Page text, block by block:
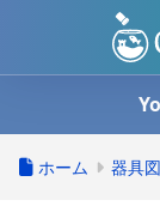
ホーム 器具